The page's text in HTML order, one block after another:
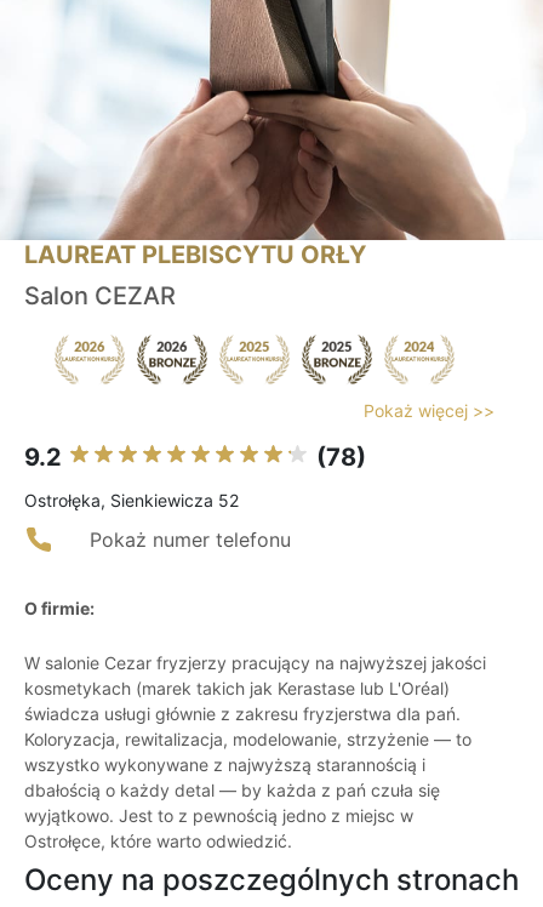
LAUREAT PLEBISCYTU ORŁY
Salon CEZAR
Pokaż więcej >>
9.2 (78)
Ostrołęka, Sienkiewicza 52
Pokaż numer telefonu
O firmie:
W salonie Cezar fryzjerzy pracujący na najwyższej jakości
kosmetykach (marek takich jak Kerastase lub L'Oréal)
świadcza usługi głównie z zakresu fryzjerstwa dla pań.
Koloryzacja, rewitalizacja, modelowanie, strzyżenie — to
wszystko wykonywane z najwyższą starannością i
dbałością o każdy detal — by każda z pań czuła się
wyjątkowo. Jest to z pewnością jedno z miejsc w
Ostrołęce, które warto odwiedzić.
Oceny na poszczególnych stronach